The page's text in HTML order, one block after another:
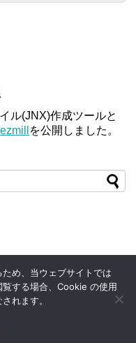
ル(JNX)作成ツールと
を公開しました。
め、当ウェブサイトでは
する場合、Cookie の使用
れます。